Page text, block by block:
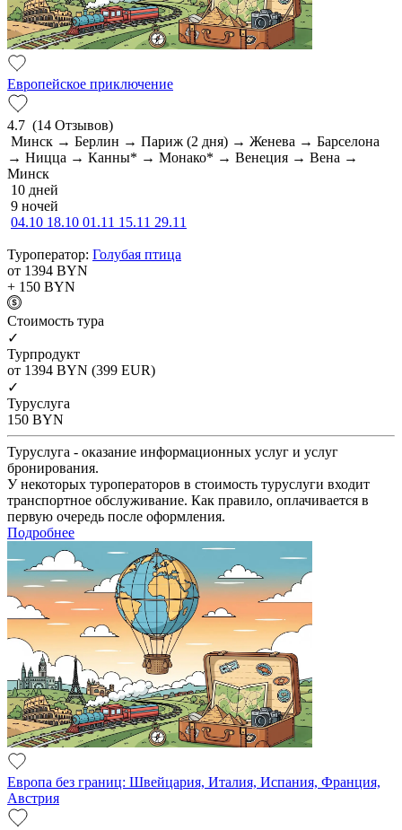
Европейское приключение
4.7 (14 Отзывов)
Минск → Берлин → Париж (2 дня) → Женева → Барселона
→ Ницца → Канны* → Монако* → Венеция → Вена →
Минск
10 дней
9 ночей
04.10 18.10 01.11 15.11 29.11
Туроператор: Голубая птица
от 1394 BYN
+ 150 BYN
Cтоимость тура
✓
Турпродукт
от 1394 BYN (399 EUR)
✓
Туруслуга
150 BYN
Туруслуга - оказание информационных услуг и услуг
бронирования.
У некоторых туроператоров в стоимость туруслуги входит
транспортное обслуживание. Как правило, оплачивается в
первую очередь после оформления.
Подробнее
Европа без границ: Швейцария, Италия, Испания, Франция,
Австрия